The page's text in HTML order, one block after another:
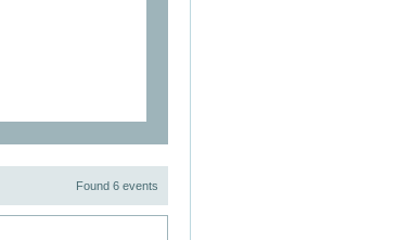
Found 6 events